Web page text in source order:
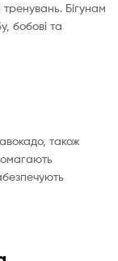
тренувань. Бігунам
бобові та
також